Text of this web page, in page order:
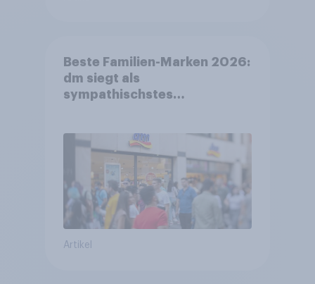
Beste Familien-Marken 2026:
dm siegt als
sympathischstes
Artikel